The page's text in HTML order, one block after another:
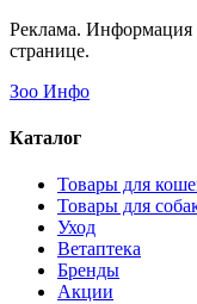
Реклама. Информация
странице.
Зоо Инфо
Каталог
Товары для
Товары для
Уход
Ветаптека
Бренды
Акции